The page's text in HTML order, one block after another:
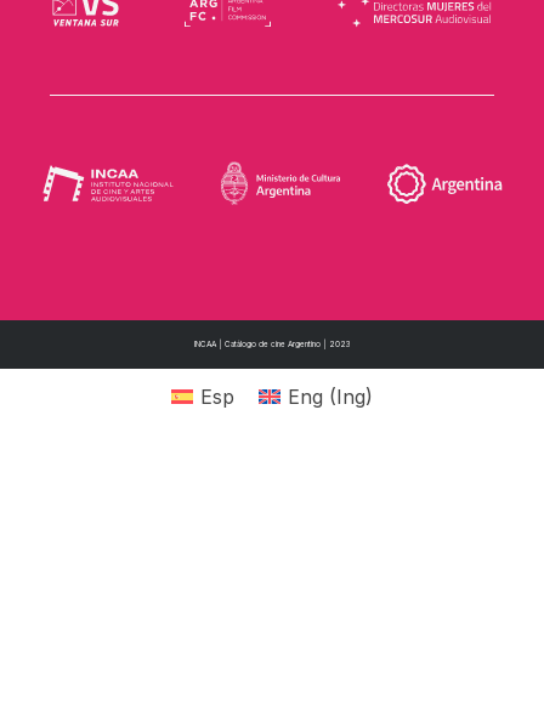
INCAA | Catálogo de cine Argentino | 2023
Esp Eng (Ing)